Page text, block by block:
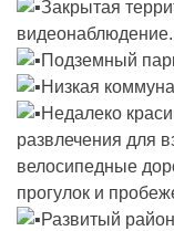
Закрытая
видеонаблюдение.
Подземный
Низкая
Недалеко
развлечения для
велосипедные
прогулок и
Развитый